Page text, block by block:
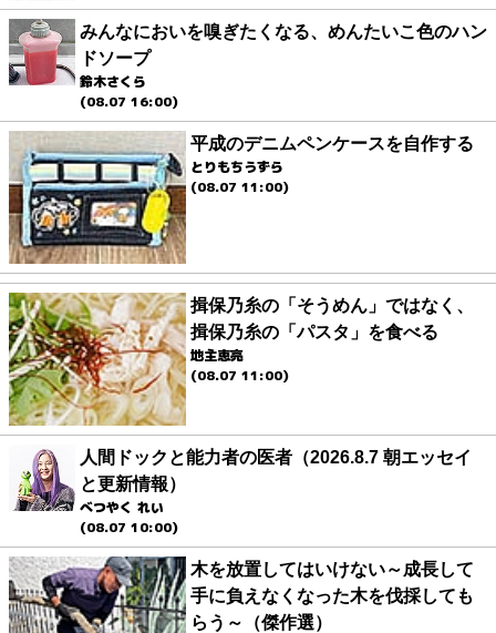
みんなにおいを嗅ぎたくなる、めんたいこ色のハン
ドソープ
鈴木さくら
(08.07 16:00)
平成のデニムペンケースを自作する
とりもちうずら
(08.07 11:00)
揖保乃糸の「そうめん」ではなく、
揖保乃糸の「パスタ」を食べる
地主恵亮
(08.07 11:00)
人間ドックと能力者の医者（2026.8.7 朝エッセイ
と更新情報）
べつやく れい
(08.07 10:00)
木を放置してはいけない～成長して
手に負えなくなった木を伐採しても
らう～（傑作選）